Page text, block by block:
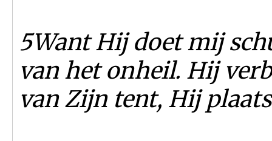
5Want Hij doet mij
van het onheil. Hij
van Zijn tent, Hij